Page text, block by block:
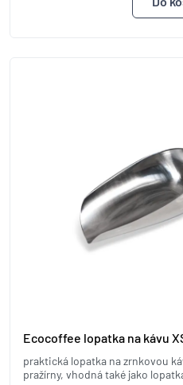
Ecocoffee lopatka na kávu
praktická lopatka na zrnkovou
pražírny, vhodná také jako